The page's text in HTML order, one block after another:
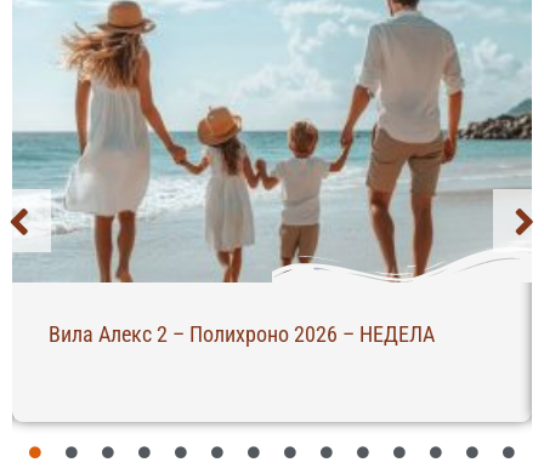
Вила Алекс 2 – Полихроно 2026 – НЕДЕЛА